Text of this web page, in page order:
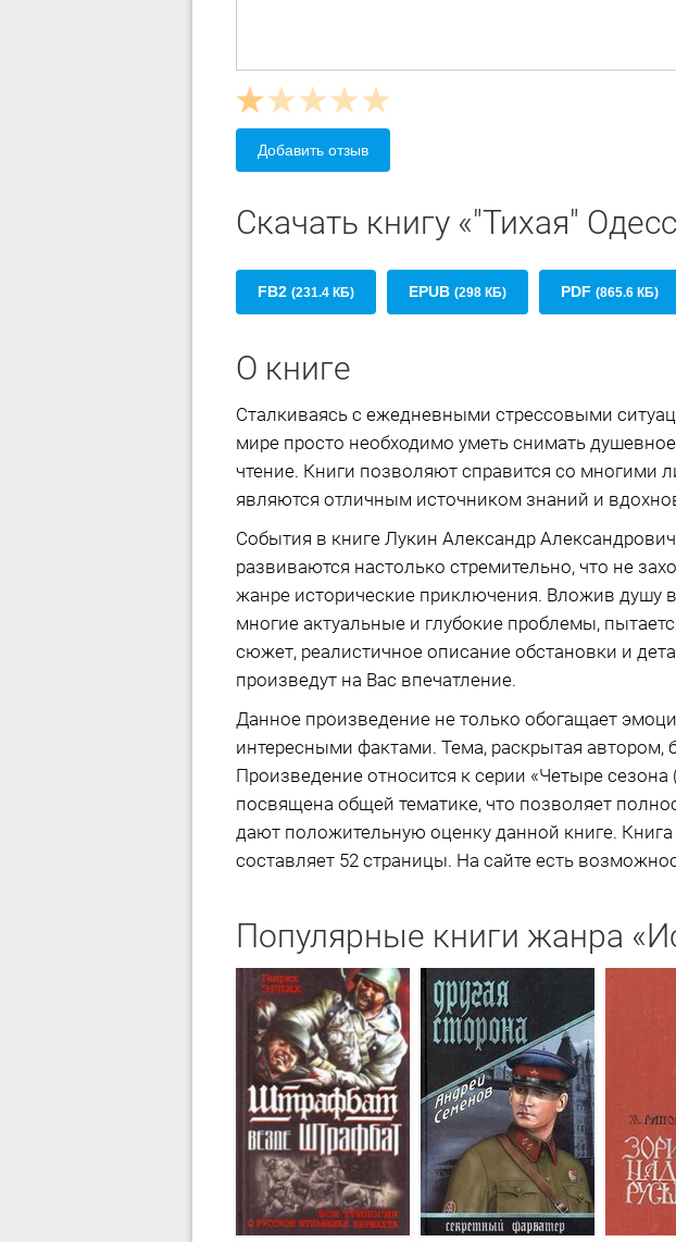
Добавить отзыв
Скачать книгу «"Тихая"
FB2 (231.4 КБ) EPUB (298 КБ) PDF (865.6 КБ)
О книге
Сталкиваясь с ежедневными стрессовыми
мире просто необходимо уметь снимать
чтение. Книги позволяют справится со
являются отличным источником знаний и
События в книге Лукин Александр
развиваются настолько стремительно, что не
жанре исторические приключения. Вложив душу
многие актуальные и глубокие проблемы,
сюжет, реалистичное описание обстановки и
произведут на Вас впечатление.
Данное произведение не только обогащает
интересными фактами. Тема, раскрытая автором,
Произведение относится к серии «Четыре
посвящена общей тематике, что позволяет
дают положительную оценку данной книге.
составляет 52 страницы. На сайте есть
Популярные книги жанра